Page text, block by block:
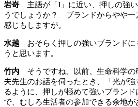
岩嵜 主語が「I」に近い、押しの強
うでしょうか？ ブランドからやや一
感じもしますが。
水越 おそらく押しの強いブランドに
うと思います。
竹内 そうですね。以前、生命科学の
夫先生のお話を伺ったとき、「光が強
るように、押しが極めて強いブラン
で、むしろ生活者の参加できる余地